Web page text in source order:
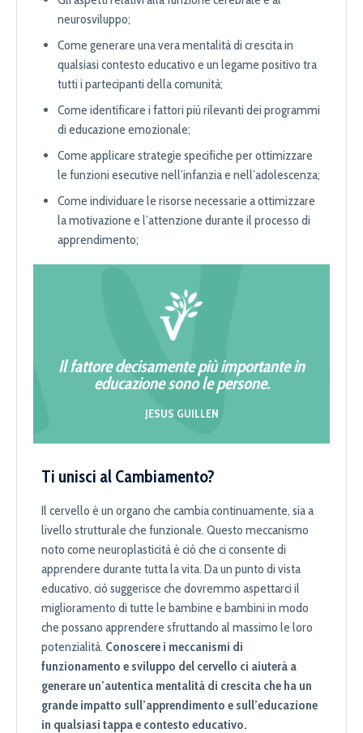
neurosviluppo;
Come generare una vera mentalità di crescita in
qualsiasi contesto educativo e un legame positivo tra
tutti i partecipanti della comunità;
Come identificare i fattori più rilevanti dei programmi
di educazione emozionale;
Come applicare strategie specifiche per ottimizzare
le funzioni esecutive nell’infanzia e nell’adolescenza;
Come individuare le risorse necessarie a ottimizzare
la motivazione e l’attenzione durante il processo di
apprendimento;
Il fattore decisamente più importante in
educazione sono le persone.
JESUS GUILLEN
Ti unisci al Cambiamento?
Il cervello è un organo che cambia continuamente, sia a
livello strutturale che funzionale. Questo meccanismo
noto come neuroplasticità è ciò che ci consente di
apprendere durante tutta la vita. Da un punto di vista
educativo, ciò suggerisce che dovremmo aspettarci il
miglioramento di tutte le bambine e bambini in modo
che possano apprendere sfruttando al massimo le loro
potenzialità. Conoscere i meccanismi di
funzionamento e sviluppo del cervello ci aiuterà a
generare un’autentica mentalità di crescita che ha un
grande impatto sull’apprendimento e sull’educazione
in qualsiasi tappa e contesto educativo.